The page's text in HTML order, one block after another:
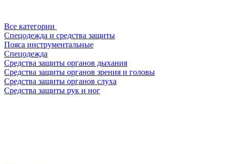
Все категории
Спецодежда и средства защиты
Пояса инструментальные
Спецодежда
Средства защиты органов дыхания
Средства защиты органов зрения и головы
Средства защиты органов слуха
Средства защиты рук и ног